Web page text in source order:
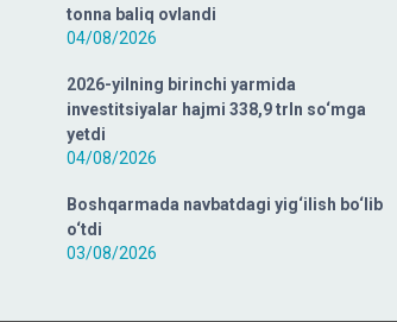
tonna baliq ovlandi
04/08/2026
2026-yilning birinchi yarmida
investitsiyalar hajmi 338,9 trln so‘mga
yetdi
04/08/2026
Boshqarmada navbatdagi yig‘ilish bo‘lib
o‘tdi
03/08/2026